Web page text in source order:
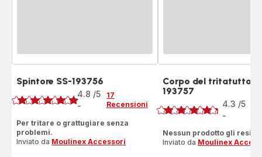
Spintore SS-193756
Voto
4.8 /5
-
17
Recensioni
Per tritare o grattugiare senza
problemi.
Inviato da Moulinex Accessori
Corpo del tritatutto
193757
Voto
4.3 /5
-
Nessun prodotto gli
Inviato da Moulinex